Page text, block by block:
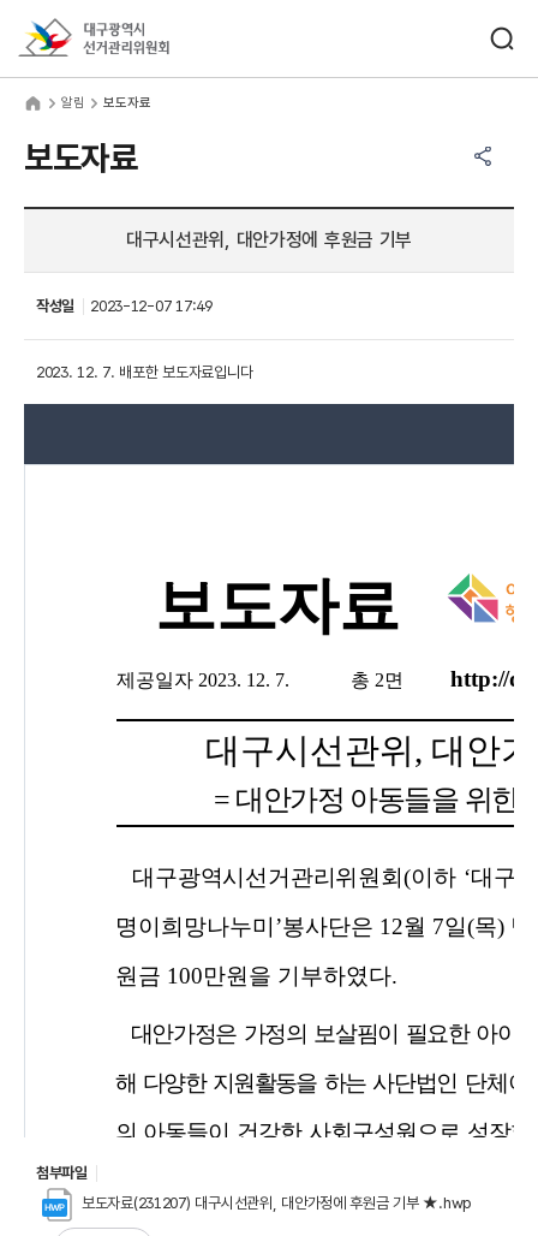
알림 보도자료
보도자료
대구시선관위, 대안가정에 후원금 기부
작성일 2023-12-07 17:49
2023. 12. 7. 배포한 보도자료입니다
첨부파일
보도자료(231207) 대구시선관위, 대안가정에 후원금 기부 ★.hwp